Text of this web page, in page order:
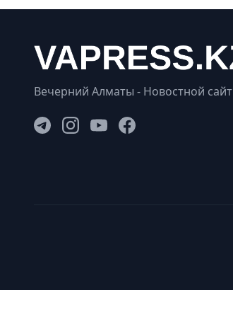
Вечерний Алматы - Новостной сайт